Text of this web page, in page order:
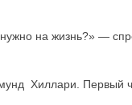
на жизнь?» —
Хиллари. Первый